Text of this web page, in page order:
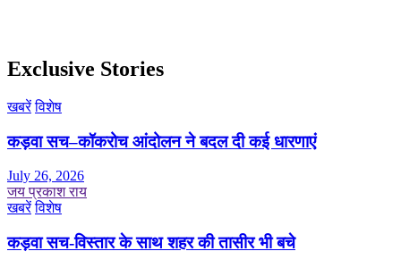
Exclusive Stories
खबरें विशेष
कड़वा सच–कॉकरोच आंदोलन ने बदल दी कई धारणाएं
July 26, 2026
जय प्रकाश राय
खबरें विशेष
कड़वा सच-विस्तार के साथ शहर की तासीर भी बचे